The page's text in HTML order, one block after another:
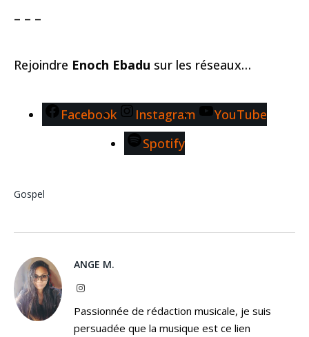
– – –
Rejoindre Enoch Ebadu sur les réseaux…
Facebook Instagram
YouTube
Spotify
Gospel
ANGE M.
Instagram
Passionnée de rédaction musicale, je suis
persuadée que la musique est ce lien